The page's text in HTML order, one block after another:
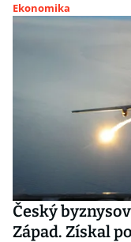
Ekonomika
Český
Západ. Získal